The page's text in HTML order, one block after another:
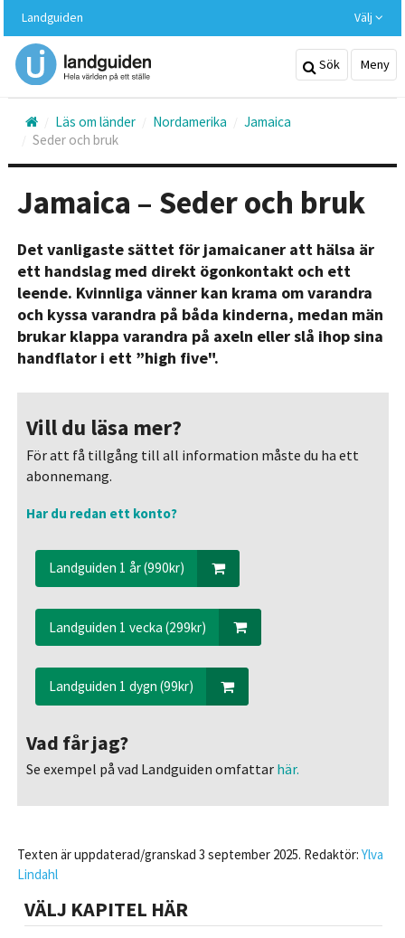
huvudinnehållet
Landguiden Välj
Sök Meny
Läs om länder Nordamerika
Jamaica
Seder och bruk
Jamaica – Seder och bruk
Det vanligaste sättet för jamaicaner att hälsa är
ett handslag med direkt ögonkontakt och ett
leende. Kvinnliga vänner kan krama om varandra
och kyssa varandra på båda kinderna, medan män
brukar klappa varandra på axeln eller slå ihop sina
handflator i ett ”high five".
Vill du läsa mer?
För att få tillgång till all information måste du ha ett
abonnemang.
Har du redan ett konto?
Landguiden 1 år (990kr)
Landguiden 1 vecka (299kr)
Landguiden 1 dygn (99kr)
Vad får jag?
Se exempel på vad Landguiden omfattarhär.
Texten är uppdaterad/granskad 3 september 2025. Redaktör: Ylva
Lindahl
VÄLJ KAPITEL HÄR